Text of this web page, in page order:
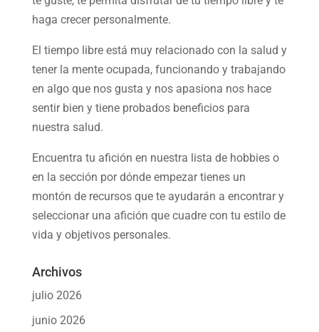
haga crecer personalmente.
El tiempo libre está muy relacionado con la salud y
tener la mente ocupada, funcionando y trabajando
en algo que nos gusta y nos apasiona nos hace
sentir bien y tiene probados beneficios para
nuestra salud.
Encuentra tu afición en nuestra lista de hobbieso
en la sección por dónde empezar tienes un
montón de recursos que te ayudarán a encontrar y
seleccionar una afición que cuadre con tu estilo de
vida y objetivos personales.
Archivos
julio 2026
junio 2026